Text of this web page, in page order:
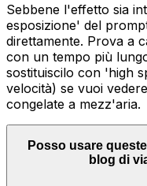
Sebbene l'effetto sia
esposizione' del
direttamente. Prova a
con un tempo più
sostituiscilo con 'high
velocità) se vuoi
congelate a mezz'aria.
Posso usare
blog di